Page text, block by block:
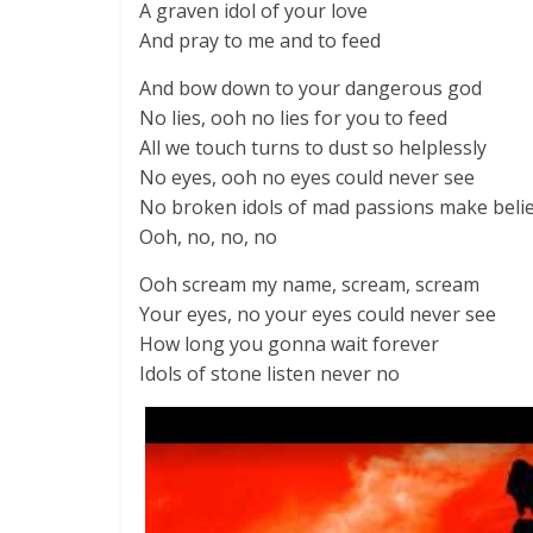
A graven idol of your love
And pray to me and to feed
And bow down to your dangerous god
No lies, ooh no lies for you to feed
All we touch turns to dust so helplessly
No eyes, ooh no eyes could never see
No broken idols of mad passions make
Ooh, no, no, no
Ooh scream my name, scream, scream
Your eyes, no your eyes could never see
How long you gonna wait forever
Idols of stone listen never no